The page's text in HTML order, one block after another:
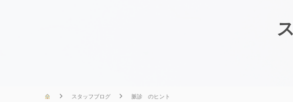
スタッフブログ 脈診 のヒント